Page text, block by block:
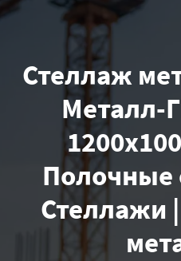
Стеллаж
Металл-
Полочные
Стеллажи